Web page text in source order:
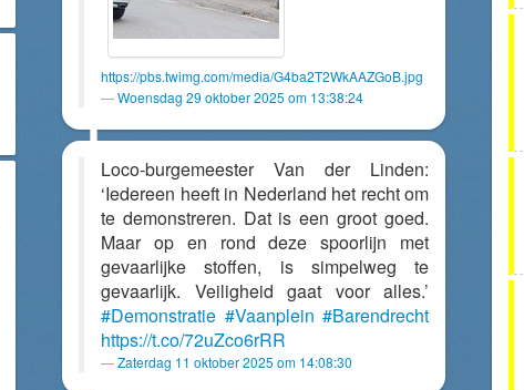
https://pbs.twimg.com/media/G4ba2T2WkAAZGoB.jpg
Woensdag 29 oktober 2025 om 13:38:24
Loco-burgemeester Van der Linden:
‘Iedereen heeft in Nederland het recht om
te demonstreren. Dat is een groot goed.
Maar op en rond deze spoorlijn met
gevaarlijke stoffen, is simpelweg te
gevaarlijk. Veiligheid gaat voor alles.’
#Demonstratie #Vaanplein #Barendrecht
https://t.co/72uZco6rRR
Zaterdag 11 oktober 2025 om 14:08:30